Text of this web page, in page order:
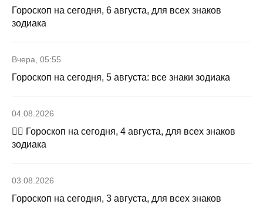
Гороскоп на сегодня, 6 августа, для всех знаков
зодиака
Вчера, 05:55
Гороскоп на сегодня, 5 августа: все знаки зодиака
04.08.2026
🧙‍♀ Гороскоп на сегодня, 4 августа, для всех знаков
зодиака
03.08.2026
Гороскоп на сегодня, 3 августа, для всех знаков